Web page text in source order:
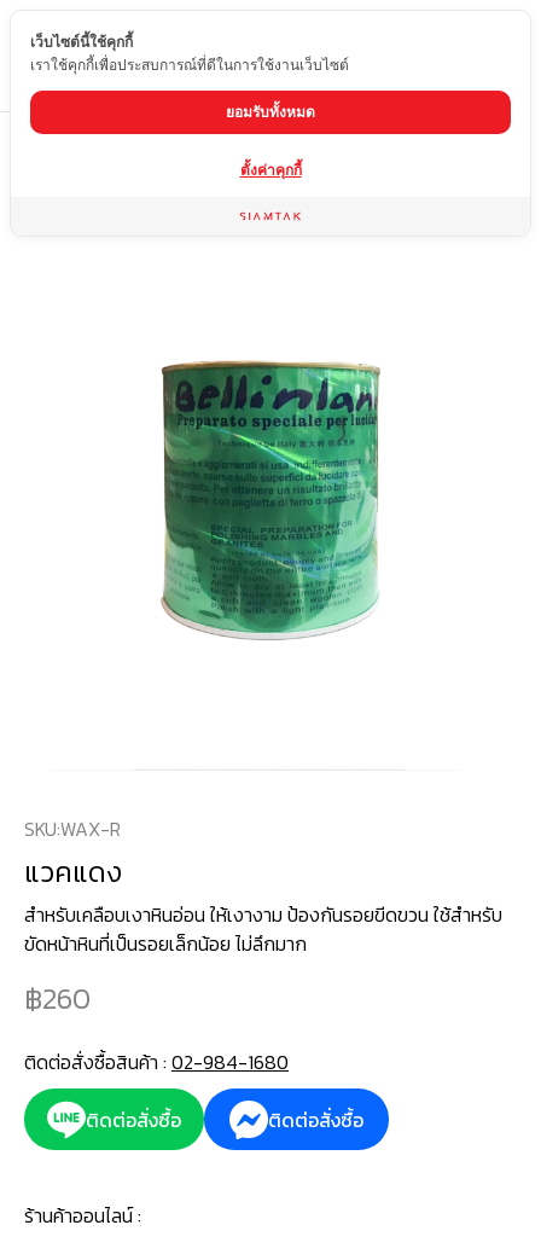
TH
ผลิตภัณฑ์สำหรับผิวหน้าหินและอุปกรณ์เสริม
SKU:WAX-R
แวคแดง
สำหรับเคลือบเงาหินอ่อน ให้เงางาม ป้องกันรอยขีดขวน ใช้สำหรับ
ขัดหน้าหินที่เป็นรอยเล็กน้อย ไม่ลึกมาก
260
ติดต่อสั่งซื้อสินค้า : 02-984-1680
ติดต่อสั่งซื้อ
ติดต่อสั่งซื้อ
ร้านค้าออนไลน์ :
เว็บไซต์นี้ใช้คุกกี้
เราใช้คุกกี้เพื่อประสบการณ์ที่ดีในการใช้งานเว็บไซต์
ยอมรับทั้งหมด
ตั้งค่าคุกกี้